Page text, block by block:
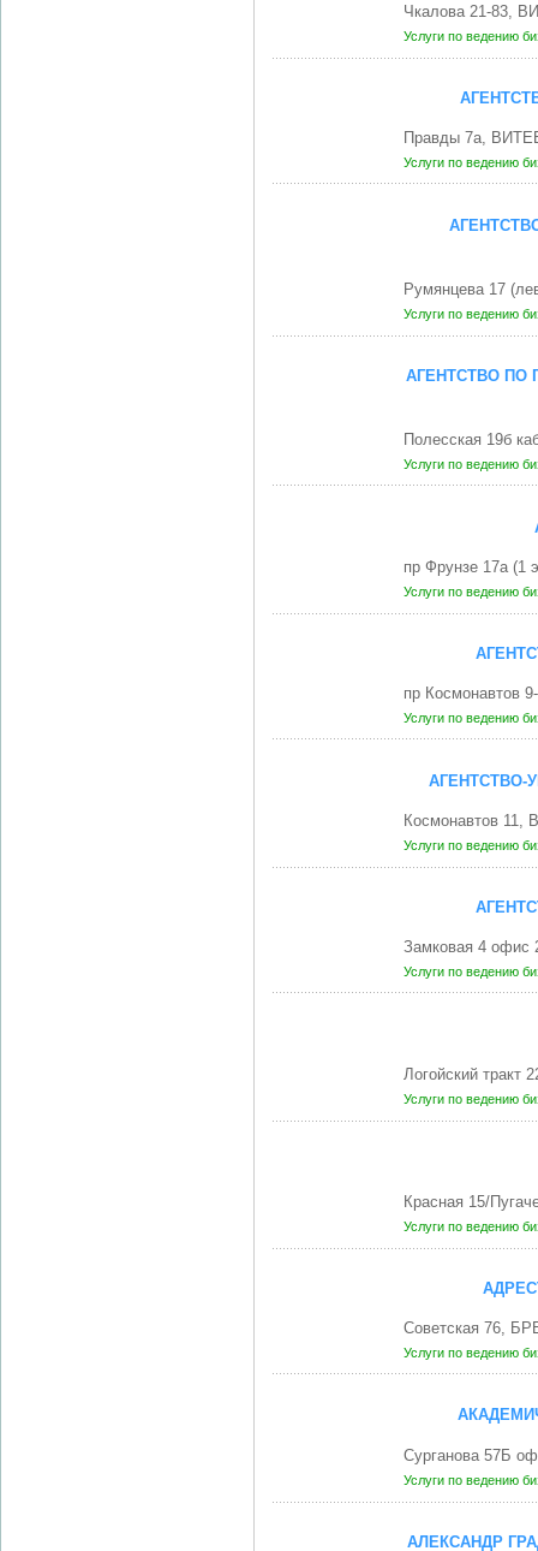
Чкалова 21-83,
Услуги по ведению
Правды 7а,
Услуги по ведению
Румянцева 17
Услуги по ведению
АГЕНТСТВО ПО
Полесская 19б
Услуги по ведению
пр Фрунзе 17а (1
Услуги по ведению
пр Космонавтов
Услуги по ведению
АГЕНТСТВО-
Космонавтов 11,
Услуги по ведению
Замковая 4 офис
Услуги по ведению
Логойский тракт
Услуги по ведению
Красная 15/
Услуги по ведению
Советская 76,
Услуги по ведению
Сурганова 57Б
Услуги по ведению
АЛЕКСАНДР